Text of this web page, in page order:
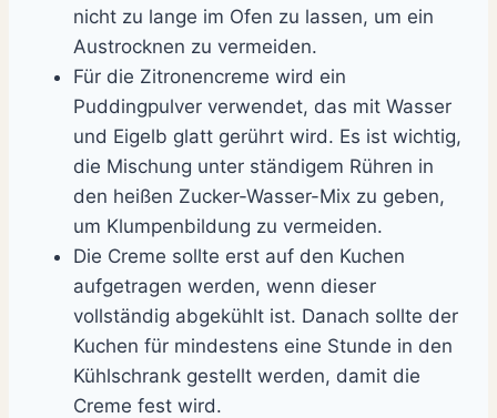
nicht zu lange im Ofen zu lassen, um ein
Austrocknen zu vermeiden.
Für die Zitronencreme wird ein
Puddingpulver verwendet, das mit Wasser
und Eigelb glatt gerührt wird. Es ist wichtig,
die Mischung unter ständigem Rühren in
den heißen Zucker-Wasser-Mix zu geben,
um Klumpenbildung zu vermeiden.
Die Creme sollte erst auf den Kuchen
aufgetragen werden, wenn dieser
vollständig abgekühlt ist. Danach sollte der
Kuchen für mindestens eine Stunde in den
Kühlschrank gestellt werden, damit die
Creme fest wird.